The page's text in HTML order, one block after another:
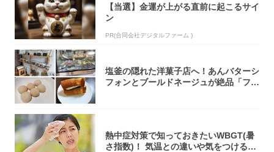
【当選】金運が上がる直前に起こるサイ
ン
PR(合同会社デジタルファーム )
塩釜の隠れた洋菓子店へ！あんバターシ
フォンとブールドネージュが絶品「フー
熱中症対策で知っておきたいWBGT(暑
さ指数)！ 気温との違いや気をつけるべ